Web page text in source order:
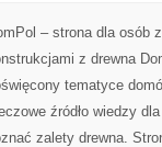
– strona dla osób
z drewna
tematyce
źródło wiedzy
zalety drewna.